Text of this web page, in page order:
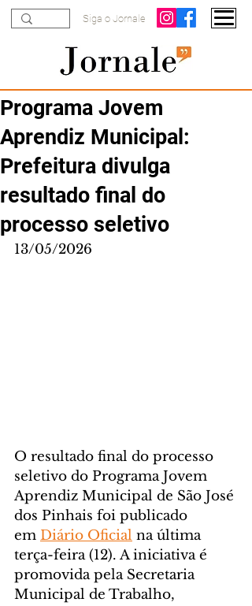
Siga o Jornale
Programa Jovem
Aprendiz Municipal:
Prefeitura divulga
resultado final do
processo seletivo
13/05/2026
O resultado final do processo
seletivo do Programa Jovem
Aprendiz Municipal de São José
dos Pinhais foi publicado
em Diário Oficial na última
terça-feira (12). A iniciativa é
promovida pela Secretaria
Municipal de Trabalho,